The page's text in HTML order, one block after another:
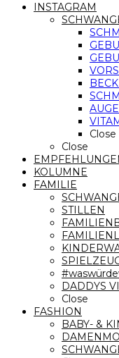
INSTAGRAM
Close
Close
KOLUMNE
FAMILIE
STILLEN
DADDYS
Close
FASHION
BABY- &